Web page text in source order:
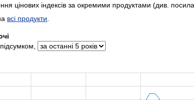
цінових індексів за окремими продуктами (див.
всі продукти